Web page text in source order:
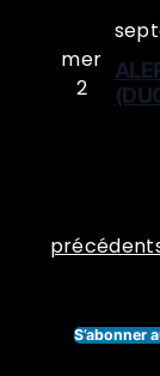
mer
2
S’abonner